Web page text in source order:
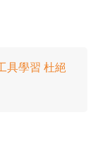
具學習 杜絕